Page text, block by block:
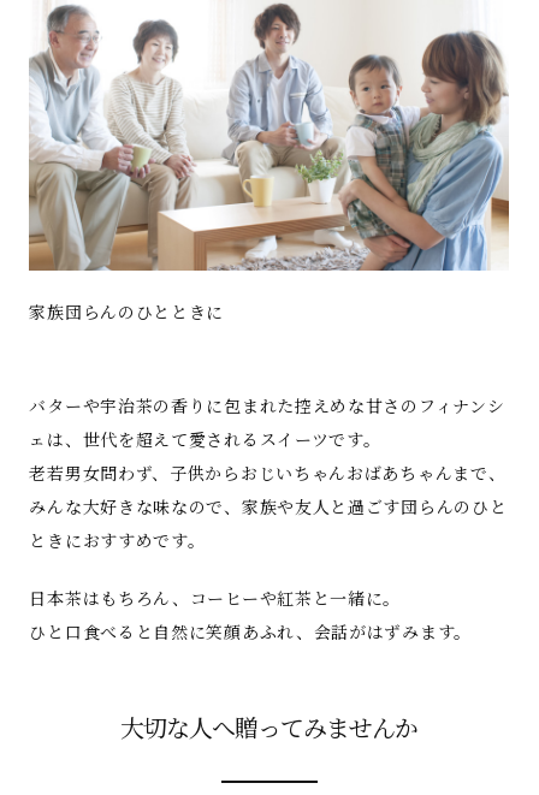
家族団らんのひとときに
バターや宇治茶の香りに包まれた控えめな甘さのフィナンシ
ェは、世代を超えて愛されるスイーツです。
老若男女問わず、子供からおじいちゃんおばあちゃんまで、
みんな大好きな味なので、家族や友人と過ごす団らんのひと
ときにおすすめです。
日本茶はもちろん、コーヒーや紅茶と一緒に。
ひと口食べると自然に笑顔あふれ、会話がはずみます。
大切な人へ贈ってみませんか